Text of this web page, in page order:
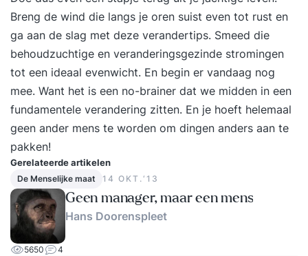
Breng de wind die langs je oren suist even tot rust en
ga aan de slag met deze verandertips. Smeed die
behoudzuchtige en veranderingsgezinde stromingen
tot een ideaal evenwicht. En begin er vandaag nog
mee. Want het is een no-brainer dat we midden in een
fundamentele verandering zitten. En je hoeft helemaal
geen ander mens te worden om dingen anders aan te
pakken!
Gerelateerde artikelen
De Menselijke maat 14 OKT.‘13
Geen manager, maar een mens
Hans Doorenspleet
5650
4